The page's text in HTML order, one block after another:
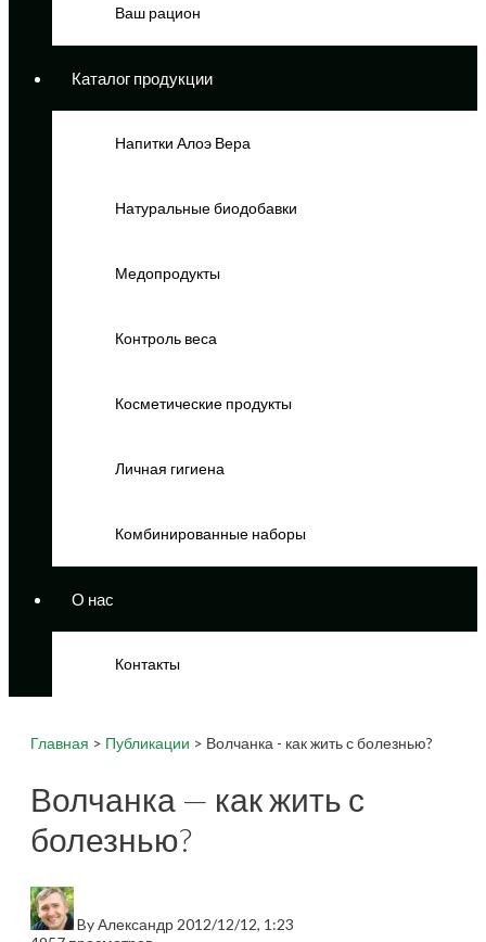
Ваш рацион
Каталог продукции
Напитки Алоэ Вера
Натуральные биодобавки
Медопродукты
Контроль веса
Косметические продукты
Личная гигиена
Комбинированные наборы
О нас
Контакты
Главная > Публикации > Волчанка - как жить с болезнью?
Волчанка — как жить с
болезнью?
ByАлександр 2012/12/12, 1:23